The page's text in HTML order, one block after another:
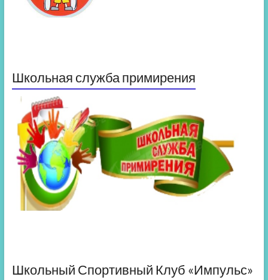
Школьная служба примирения
Школьный Спортивный Клуб «Импульс»